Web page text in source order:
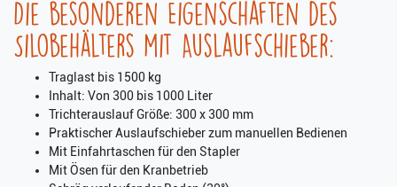
Die besonderen Eigenschaften des
Silobehälters mit Auslaufschieber:
Traglast bis 1500 kg
Inhalt: Von 300 bis 1000 Liter
Trichterauslauf Größe: 300 x 300 mm
Praktischer Auslaufschieber zum manuellen Bedienen
Mit Einfahrtaschen für den Stapler
Mit Ösen für den Kranbetrieb